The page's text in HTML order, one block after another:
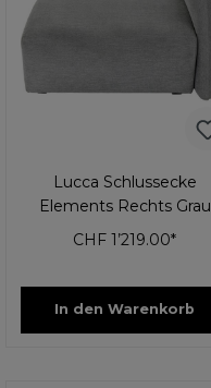
Lucca Schlussecke
Elements Rechts Grau
89cm
CHF 1’219.00*
In den Warenkorb